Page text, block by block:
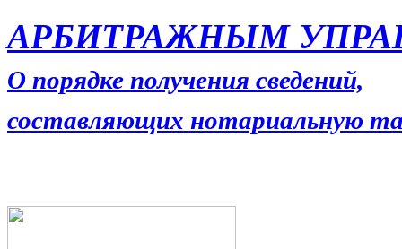
АРБИТРАЖНЫМ
О порядке получения сведений,
составляющих нотариальную